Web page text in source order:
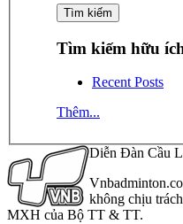
Tìm kiếm hữu
Recent Posts
Thêm...
Diễn Đàn Cầu
không chịu
MXH của Bộ TT & TT.